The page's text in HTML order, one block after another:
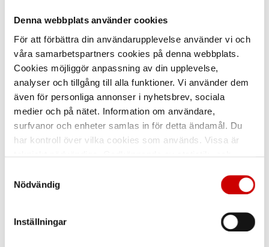
Denna webbplats använder cookies
För att förbättra din användarupplevelse använder vi och
våra samarbetspartners cookies på denna webbplats.
Cookies möjliggör anpassning av din upplevelse,
analyser och tillgång till alla funktioner. Vi använder dem
även för personliga annonser i nyhetsbrev, sociala
medier och på nätet. Information om användare,
surfvanor och enheter samlas in för detta ändamål. Du
har kontroll över vilka cookies som används. Vissa är
länder utanför EU med olika dataskyddsnormer. Genom
att godkänna samtycker du till sådana överföringar. Läs
Nödvändig
Inställningar
Halskrage 9212
Flamskyddad
balaclava 2038
59% modakryl, 39% bomull, 2%
andra fibrer, ribbstickad,
flamskyddande, antistat